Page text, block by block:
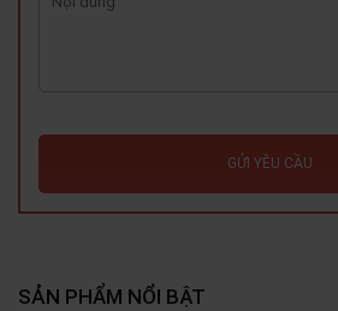
GỬI YÊU CẦU
SẢN PHẨM NỔI BẬT